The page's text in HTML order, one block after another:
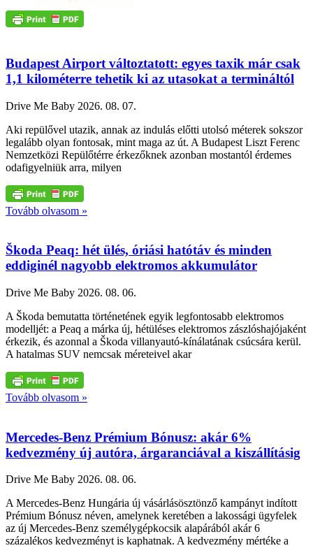
Budapest Airport változtatott: egyes taxik már csak
1,1 kilométerre tehetik ki az utasokat a termináltól
Drive Me Baby 2026. 08. 07.
Aki repülővel utazik, annak az indulás előtti utolsó méterek sokszor
legalább olyan fontosak, mint maga az út. A Budapest Liszt Ferenc
Nemzetközi Repülőtérre érkezőknek azonban mostantól érdemes
odafigyelniük arra, milyen
Tovább olvasom »
Škoda Peaq: hét ülés, óriási hatótáv és minden
eddiginél nagyobb elektromos akkumulátor
Drive Me Baby 2026. 08. 06.
A Škoda bemutatta történetének egyik legfontosabb elektromos
modelljét: a Peaq a márka új, hétüléses elektromos zászlóshajójaként
érkezik, és azonnal a Škoda villanyautó-kínálatának csúcsára kerül.
A hatalmas SUV nemcsak méreteivel akar
Tovább olvasom »
Mercedes-Benz Prémium Bónusz: akár 6%
kedvezmény új autóra, árgaranciával a kiszállításig
Drive Me Baby 2026. 08. 06.
A Mercedes-Benz Hungária új vásárlásösztönző kampányt indított
Prémium Bónusz néven, amelynek keretében a lakossági ügyfelek
az új Mercedes-Benz személygépkocsik alapárából akár 6
százalékos kedvezményt is kaphatnak. A kedvezmény mértéke a